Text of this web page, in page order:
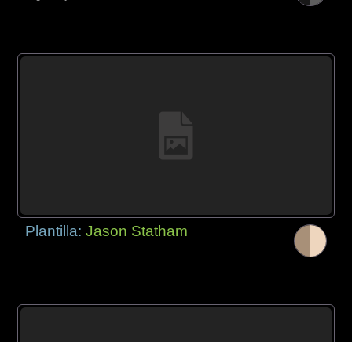
Plantilla:Jason Statham